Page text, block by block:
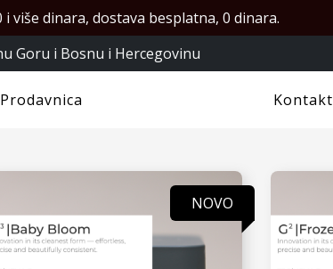
više dinara, dostava besplatna, 0 dinara.
Goru i Bosnu i Hercegovinu
Prodavnica Kontakt
NOVO